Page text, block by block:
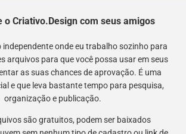
o Criativo.Design com seus amigos
independente onde eu trabalho sozinho para
arquivos para que você possa usar em seus
as suas chances de aprovação. É uma
e que leva bastante tempo para pesquisa,
organização e publicação.
são gratuitos, podem ser baixados